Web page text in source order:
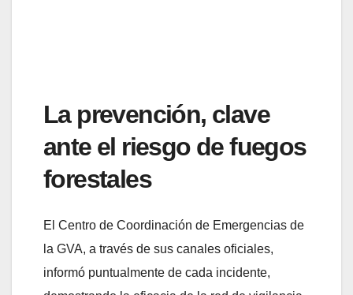
La prevención, clave
ante el riesgo de fuegos
forestales
El Centro de Coordinación de Emergencias de
la GVA, a través de sus canales oficiales,
informó puntualmente de cada incidente,